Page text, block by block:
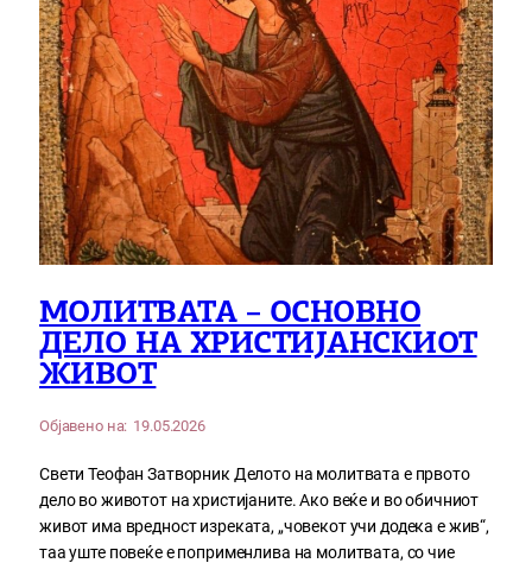
МОЛИТВАТА – ОСНОВНО
ДЕЛО НА ХРИСТИЈАНСКИОТ
ЖИВОТ
Објавено на: 19.05.2026
Свети Теофан Затворник Делото на молитвата е првото
дело во животот на христијаните. Ако веќе и во обичниот
живот има вредност изреката, „човекот учи додека е жив“,
таа уште повеќе е поприменлива на молитвата, со чие